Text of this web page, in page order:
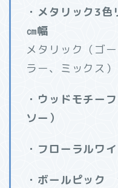
・メタリック3
㎝幅
メタリック（ゴ
ラー、ミックス）
・ウッドモチー
ソー）
・フローラルワ
・ボールピック